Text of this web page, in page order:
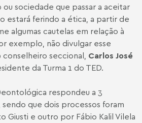
sociedade que passar a aceitar
estará ferindo a ética, a partir de
algumas cautelas em relação à
exemplo, não divulgar esse
seccional, Carlos José
da Turma 1 do TED.
respondeu a 3
sendo que dois processos foram
Giusti e outro por Fábio Kalil Vilela